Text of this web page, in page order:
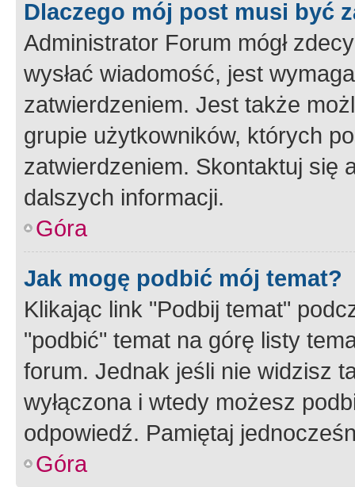
Dlaczego mój post musi być
Administrator Forum mógł
wysłać wiadomość, jest
zatwierdzeniem. Jest także
grupie użytkowników, których
zatwierdzeniem. Skontaktuj się
dalszych informacji.
Góra
Jak mogę podbić mój temat?
Klikając link "Podbij temat"
"podbić" temat na górę listy
forum. Jednak jeśli nie widzisz
wyłączona i wtedy możesz
odpowiedź. Pamiętaj
Góra